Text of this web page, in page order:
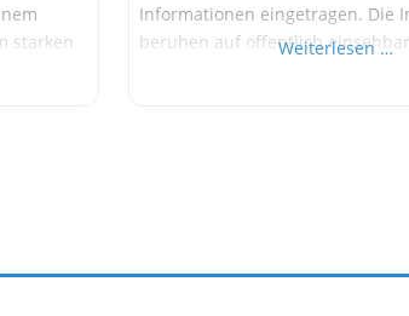
starken
Informationen eingetragen. Die
beruhen auf öffentlichWeiterlesen …